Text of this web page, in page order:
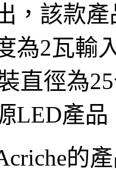
，該款
為2瓦輸
直徑為
LED產
的